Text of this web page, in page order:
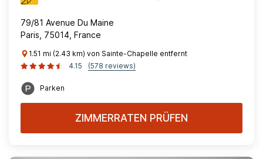
79/81 Avenue Du Maine
Paris, 75014, France
1.51 mi (2.43 km) von Sainte-Chapelle entfernt
4.15
(578 reviews)
Parken
ZIMMERRATEN PRÜFEN